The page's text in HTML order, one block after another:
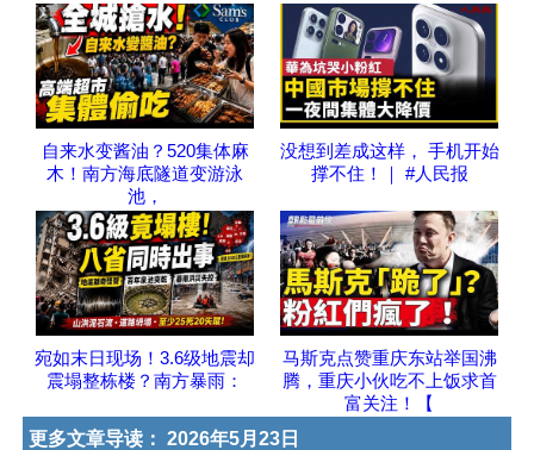
自来水变酱油？520集体麻
木！南方海底隧道变游泳
池，
没想到差成这样， 手机开始
撑不住！｜ #人民报
宛如末日现场！3.6级地震却
震塌整栋楼？南方暴雨：
马斯克点赞重庆东站举国沸
腾，重庆小伙吃不上饭求首
富关注！【
更多文章导读： 2026年5月23日